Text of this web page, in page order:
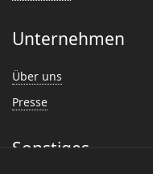
Unternehmen
Über uns
Presse
Sonstiges